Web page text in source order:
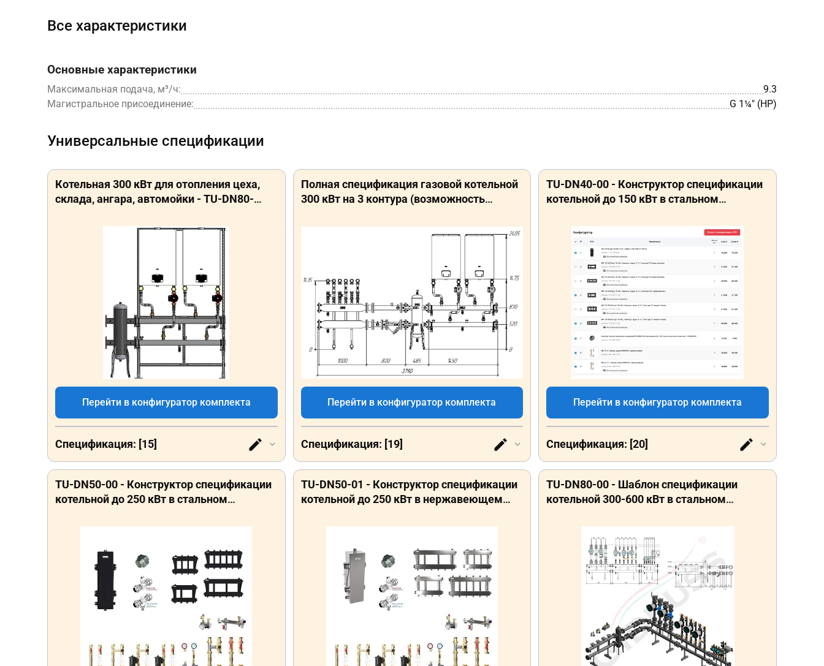
Все характеристики
Основные характеристики
Максимальная подача, м³/ч:
9.3
Магистральное присоединение:
G 1¼″ (НР)
Универсальные спецификации
Котельная 300 кВт для отопления цеха,
склада, ангара, автомойки - TU-DN80-
Перейти в конфигуратор комплекта
Спецификация: [15]
Полная спецификация газовой котельной
300 кВт на 3 контура (возможность
потребителями) TU-DN80-F0001
Перейти в конфигуратор комплекта
Спецификация: [19]
TU-DN40-00 - Конструктор спецификации
котельной до 150 кВт в стальном
Перейти в конфигуратор комплекта
Спецификация: [20]
TU-DN50-00 - Конструктор спецификации
котельной до 250 кВт в стальном
TU-DN50-01 - Конструктор спецификации
котельной до 250 кВт в нержавеющем
TU-DN80-00 - Шаблон спецификации
котельной 300-600 кВт в стальном